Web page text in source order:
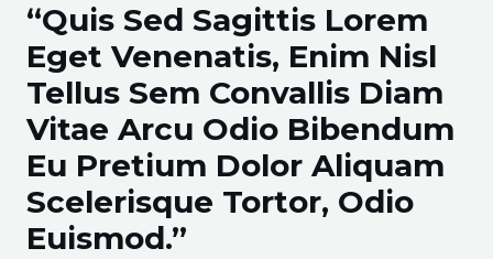
“Quis Sed Sagittis Lorem
Eget Venenatis, Enim Nisl
Tellus Sem Convallis Diam
Vitae Arcu Odio Bibendum
Eu Pretium Dolor Aliquam
Scelerisque Tortor, Odio
Euismod.”